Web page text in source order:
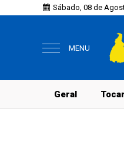
Sábado, 08 de
MENU
Geral